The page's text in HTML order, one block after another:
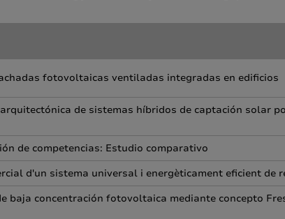
fotovoltaicas ventiladas integradas en edificios
de sistemas híbridos de captación solar
de competencias: Estudio comparativo
d'un sistema universal i energèticament eficient de
baja concentración fotovoltaica mediante concepto